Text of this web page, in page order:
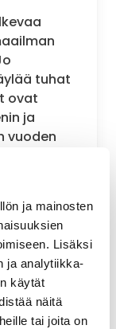
ja mainosten
Lisäksi
ja analytiikka-
käytät
näitä
tai joita on
tuhat
ovat
ja
vuoden
myös